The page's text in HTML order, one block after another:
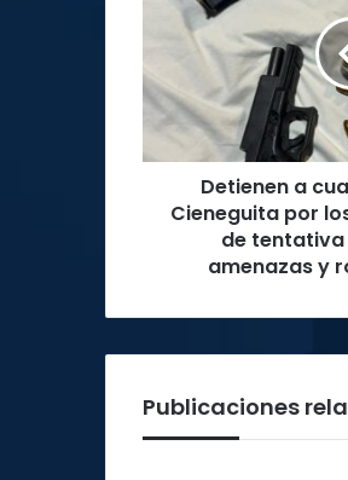
cuatro
hombres
Cieneguita
por
los
presuntos
robos
Detienen a
Cieneguita por
de tentativa
amenazas y
Publicaciones